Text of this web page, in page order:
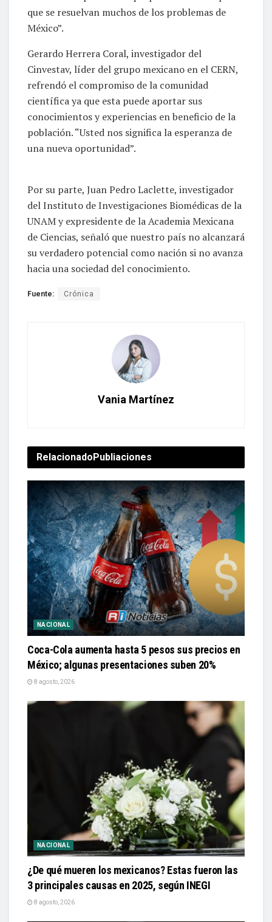
que se resuelvan muchos de los problemas de
México”.
Gerardo Herrera Coral, investigador del
Cinvestav, líder del grupo mexicano en el CERN,
refrendó el compromiso de la comunidad
científica ya que esta puede aportar sus
conocimientos y experiencias en beneficio de la
población. “Usted nos significa la esperanza de
una nueva oportunidad”.
Por su parte, Juan Pedro Laclette, investigador
del Instituto de Investigaciones Biomédicas de la
UNAM y expresidente de la Academia Mexicana
de Ciencias, señaló que nuestro país no alcanzará
su verdadero potencial como nación si no avanza
hacia una sociedad del conocimiento.
Fuente: Crónica
Vania Martínez
RelacionadoPubliaciones
NACIONAL
Coca-Cola aumenta hasta 5 pesos sus precios en
México; algunas presentaciones suben 20%
8 agosto, 2026
NACIONAL
¿De qué mueren los mexicanos? Estas fueron las
3 principales causas en 2025, según INEGI
8 agosto, 2026